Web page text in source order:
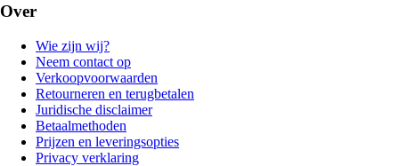
Over
Wie zijn wij?
Neem contact op
Verkoopvoorwaarden
Retourneren en terugbetalen
Juridische disclaimer
Betaalmethoden
Prijzen en leveringsopties
Privacy verklaring